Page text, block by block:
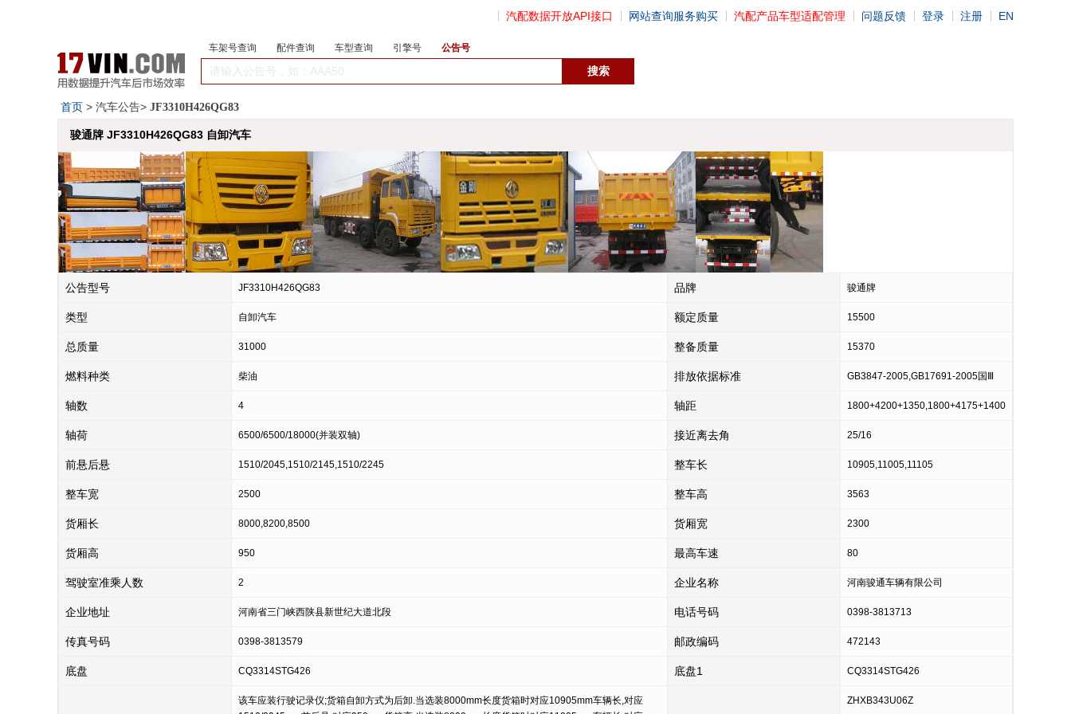
汽配数据开放API接口 网站查询服务购买 汽配产品车型适配管理 问题反馈 登录 注册 EN
车架号查询 配件查询 车型查询 引擎号 公告号
首页 > 汽车公告> JF3310H426QG83
骏通牌 JF3310H426QG83 自卸汽车
公告型号 JF3310H426QG83 品牌 骏通牌
类型 自卸汽车 额定质量 15500
总质量 31000 整备质量 15370
燃料种类 柴油 排放依据标准 GB3847-2005,GB17691-2005国Ⅲ
轴数 4 轴距 1800+4200+1350,1800+4175+1400
轴荷 6500/6500/18000(并装双轴) 接近离去角 25/16
前悬后悬 1510/2045,1510/2145,1510/2245 整车长 10905,11005,11105
整车宽 2500 整车高 3563
货厢长 8000,8200,8500 货厢宽 2300
货厢高 950 最高车速 80
驾驶室准乘人数 2 企业名称 河南骏通车辆有限公司
企业地址 河南省三门峡西陕县新世纪大道北段 电话号码 0398-3813713
传真号码 0398-3813579 邮政编码 472143
底盘 CQ3314STG426 底盘1 CQ3314STG426
该车应装行驶记录仪;货箱自卸方式为后卸.当选装8000mm长度货箱时对应10905mm车辆长,对应
ZHXB343U06Z